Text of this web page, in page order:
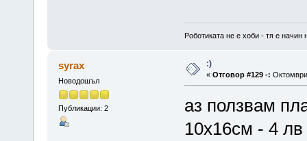
Роботиката не е хоби - тя е начин
syrax
Новодошъл
Публикации: 2
:)
« Отговор #129 -:
аз ползвам
10х16см - 4 лв